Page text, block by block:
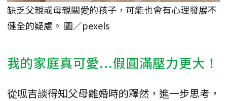
缺乏父親或母親關愛的孩子，可能也會有心理發展不
健全的疑慮。 圖／pexels
我的家庭真可愛...假圓滿壓力更大！
從呱吉談得知父母離婚時的釋然，進一步思考，